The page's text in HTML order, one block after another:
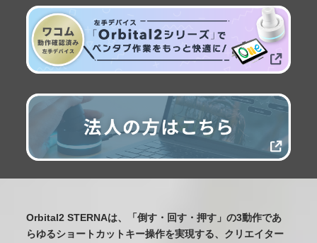
Orbital2 STERNAは、「倒す・回す・押す」の3動作であ
らゆるショートカットキー操作を実現する、クリエイター